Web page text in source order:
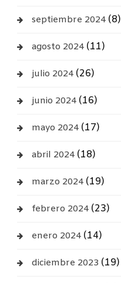
septiembre 2024(8)
agosto 2024(11)
julio 2024(26)
junio 2024(16)
mayo 2024(17)
abril 2024(18)
marzo 2024(19)
febrero 2024(23)
enero 2024(14)
diciembre 2023 (19)